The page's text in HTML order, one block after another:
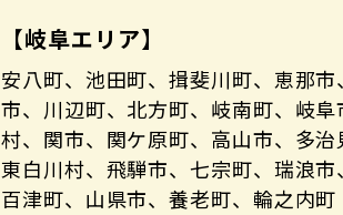
【岐阜エリア】
安八町、池田町、揖斐川町、恵那
市、川辺町、北方町、岐南町、岐
村、関市、関ケ原町、高山市、多
東白川村、飛騨市、七宗町、瑞浪
百津町、山県市、養老町、輪之内町